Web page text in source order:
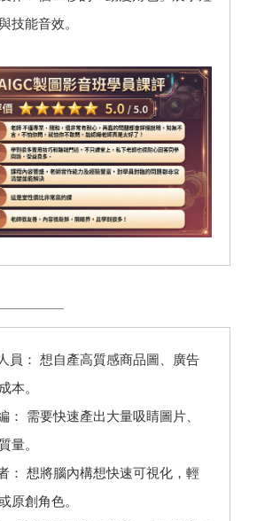
技能音效。
員： 想自產高質感商品圖、廣告
本。
： 需要快速產出大量吸睛圖片、
量。
： 想將腦內構想快速可視化，輕
原創角色。